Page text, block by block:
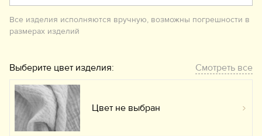
Все изделия исполняются вручную, возможны погрешности в
размерах изделий
Выберите цвет изделия: Смотреть все
Цвет не выбран